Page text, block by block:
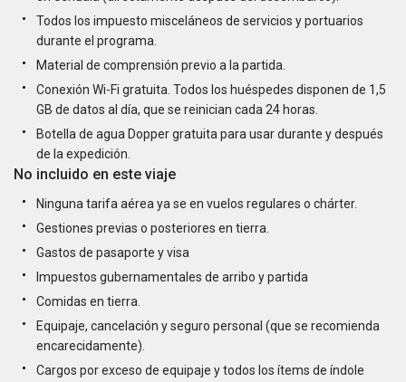
Todos los impuesto misceláneos de servicios y portuarios
durante el programa.
Material de comprensión previo a la partida.
Conexión Wi-Fi gratuita. Todos los huéspedes disponen de 1,5
GB de datos al día, que se reinician cada 24 horas.
Botella de agua Dopper gratuita para usar durante y después
de la expedición.
No incluido en este viaje
Ninguna tarifa aérea ya se en vuelos regulares o chárter.
Gestiones previas o posteriores en tierra.
Gastos de pasaporte y visa
Impuestos gubernamentales de arribo y partida
Comidas en tierra.
Equipaje, cancelación y seguro personal (que se recomienda
encarecidamente).
Cargos por exceso de equipaje y todos los ítems de índole